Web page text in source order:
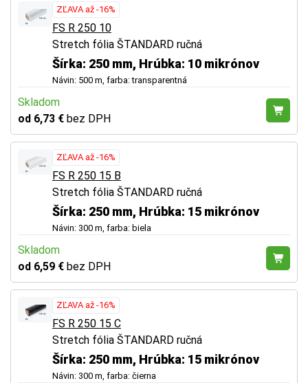
ZĽAVA až -16%
FS R 250 10
Stretch fólia ŠTANDARD ručná
Šírka: 250 mm, Hrúbka: 10 mikrónov
Návin: 500 m, farba: transparentná
Skladom
od 6,73 € bez DPH
ZĽAVA až -16%
FS R 250 15 B
Stretch fólia ŠTANDARD ručná
Šírka: 250 mm, Hrúbka: 15 mikrónov
Návin: 300 m, farba: biela
Skladom
od 6,59 € bez DPH
ZĽAVA až -16%
FS R 250 15 C
Stretch fólia ŠTANDARD ručná
Šírka: 250 mm, Hrúbka: 15 mikrónov
Návin: 300 m, farba: čierna